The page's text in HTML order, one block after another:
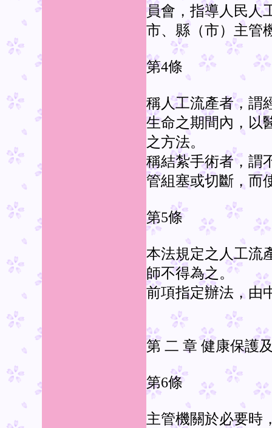
員會，指導人民人
市、縣（市）主管
第4條
稱人工流產者，謂
生命之期間內，以
之方法。
稱結紮手術者，謂
管組塞或切斷，而
第5條
本法規定之人工流
師不得為之。
前項指定辦法，由
第 二 章 健康保護
第6條
主管機關於必要時